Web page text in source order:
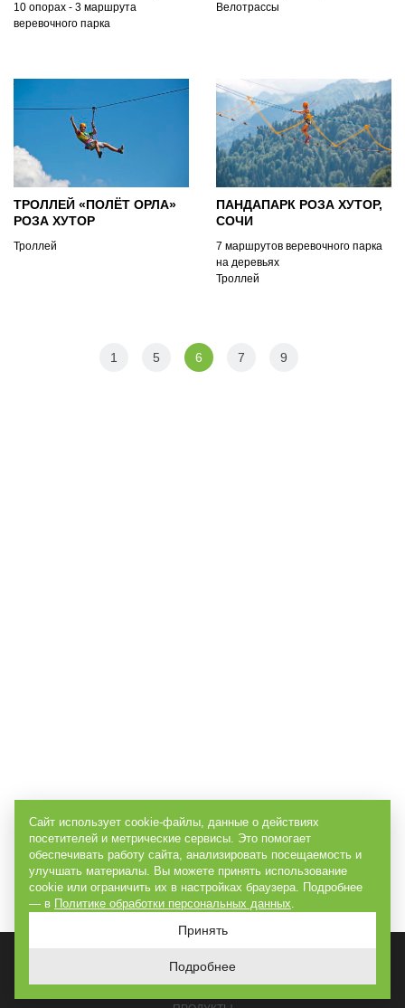
10 опорах - 3 маршрута
веревочного парка
Велотрассы
ТРОЛЛЕЙ «ПОЛЁТ ОРЛА»
РОЗА ХУТОР
Троллей
ПАНДАПАРК РОЗА ХУТОР,
СОЧИ
7 маршрутов веревочного парка
на деревьях
Троллей
1 5 6 7 9
ГЛАВНАЯ
Сайт использует cookie-файлы, данные о действиях
посетителей и метрические сервисы. Это помогает
обеспечивать работу сайта, анализировать посещаемость и
улучшать материалы. Вы можете принять использование
cookie или ограничить их в настройках браузера. Подробнее
— в Политике обработки персональных данных.
Принять
Подробнее